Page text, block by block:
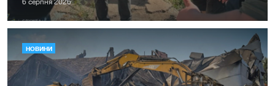
6 серпня 2026
НОВИНИ